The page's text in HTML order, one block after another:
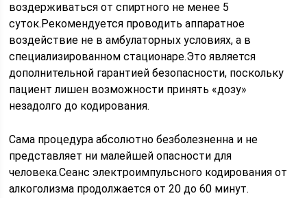
воздерживаться от спиртного не менее 5
суток.Рекомендуется проводить аппаратное
воздействие не в амбулаторных условиях, а в
специализированном стационаре.Это является
дополнительной гарантией безопасности, поскольку
пациент лишен возможности принять «дозу»
незадолго до кодирования.
Сама процедура абсолютно безболезненна и не
представляет ни малейшей опасности для
человека.Сеанс электроимпульсного кодирования от
алкоголизма продолжается от 20 до 60 минут.